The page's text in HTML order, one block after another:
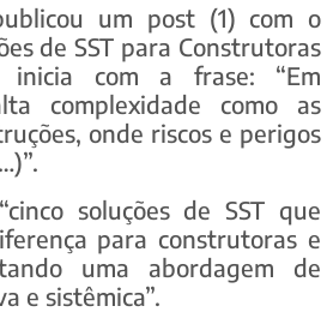
um post (1) com o
de SST para Construtoras
inicia com a frase: “Em
complexidade como as
onde riscos e perigos
soluções de SST que
para construtoras e
uma abordagem de
e sistêmica”.